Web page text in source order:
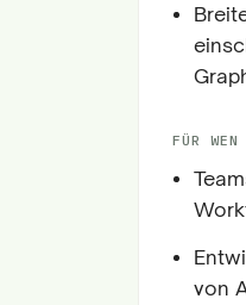
FÜR WEN
von